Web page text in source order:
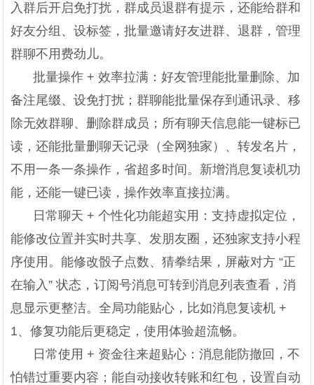
入群后开启免打扰，群成员退群有提示，还能给群和
好友分组、设标签，批量邀请好友进群、退群，管理
群聊不用费劲儿。
批量操作 + 效率拉满：好友管理能批量删除、加
备注尾缀、设免打扰；群聊能批量保存到通讯录、移
除无效群聊、删除群成员；所有聊天信息能一键标已
读，还能批量删聊天记录（全网独家）、转发名片，
不用一条一条操作，省超多时间。新增消息复读机功
能，还能一键已读，操作效率直接拉满。
日常聊天 + 个性化功能超实用：支持虚拟定位，
能修改位置并实时共享、发朋友圈，还独家支持小程
序使用。能修改骰子点数、猜拳结果，屏蔽对方 “正
在输入” 状态，订阅号消息可转到消息列表查看，消
息显示更整洁。全局功能贴心，比如消息复读机 +
1、修复功能后更稳定，使用体验超流畅。
日常使用 + 资金往来超贴心：消息能防撤回，不
怕错过重要内容；能自动接收转账和红包，设置自动